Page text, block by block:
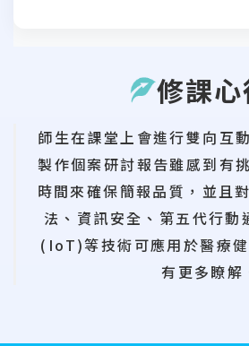
修課心
師生在課堂上會進行雙向互
製作個案研討報告雖感到有
時間來確保簡報品質，並且
法、資訊安全、第五代行
(IoT)等技術可應用於醫療
有更多瞭解